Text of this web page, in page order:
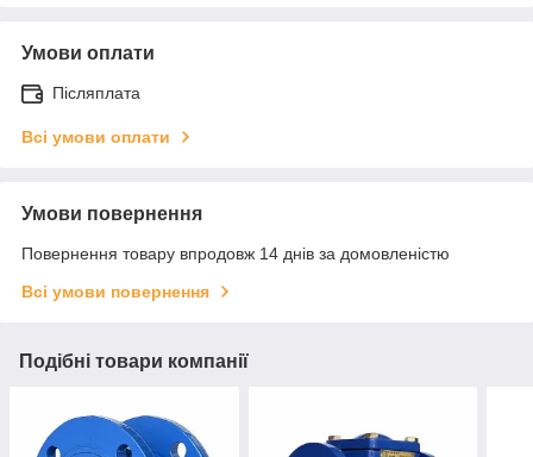
Умови оплати
Післяплата
Всі умови оплати
Умови повернення
Повернення товару впродовж 14 днів за домовленістю
Всі умови повернення
Подібні товари компанії